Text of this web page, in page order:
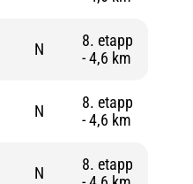
N
8. etapp
- 4,6 km
N
8. etapp
- 4,6 km
N
8. etapp